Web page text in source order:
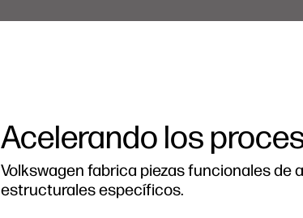
Acelerando los
Volkswagen fabrica piezas funcionales de
estructurales específicos.